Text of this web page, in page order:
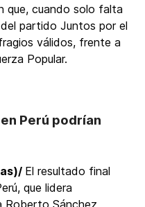
que, cuando solo falta
partido Juntos por el
válidos, frente a
Popular.
Perú podrían
El resultado final
que lidera
Roberto Sánchez